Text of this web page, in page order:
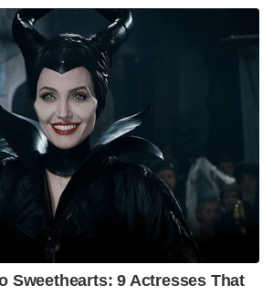
Sweethearts: 9 Actresses That